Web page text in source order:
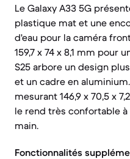
Le Galaxy A33 5G
plastique mat et une
d'eau pour la caméra
159,7 x 74 x 8,1 mm pour
S25 arbore un design
et un cadre en
mesurant 146,9 x 70,5 x
le rend très confortable
main.
Fonctionnalités